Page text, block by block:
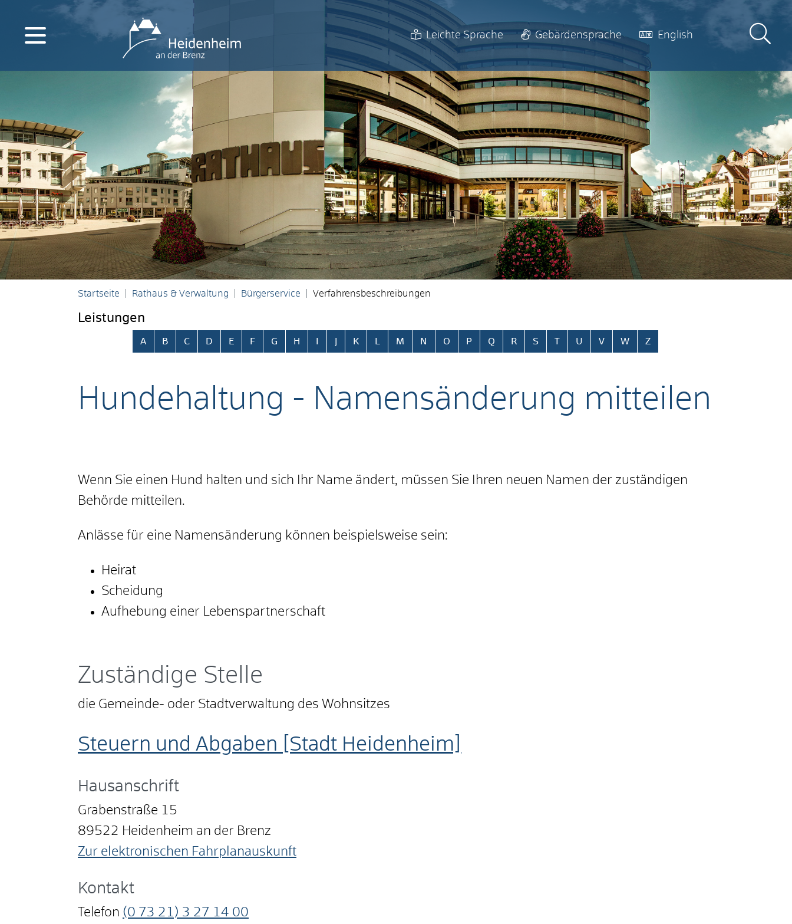
Leichte Sprache Gebärdensprache English
Startseite Rathaus & Verwaltung Bürgerservice Verfahrensbeschreibungen
Leistungen
Alphabetisches Register überspringen
A B C D E F G H K M N O P Q R S T U V W Z
Hundehaltung - Namensänderung mitteilen
Wenn Sie einen Hund halten und sich Ihr Name ändert, müssen Sie Ihren neuen Namen der zuständigen
Behörde mitteilen.
Anlässe für eine Namensänderung können beispielsweise sein:
Heirat
Scheidung
Aufhebung einer Lebenspartnerschaft
Zuständige Stelle
die Gemeinde- oder Stadtverwaltung des Wohnsitzes
Steuern und Abgaben [Stadt Heidenheim]
Hausanschrift
Grabenstraße 15
89522 Heidenheim an der Brenz
Zur elektronischen Fahrplanauskunft
Kontakt
Telefon (0 73 21) 3 27 14 00